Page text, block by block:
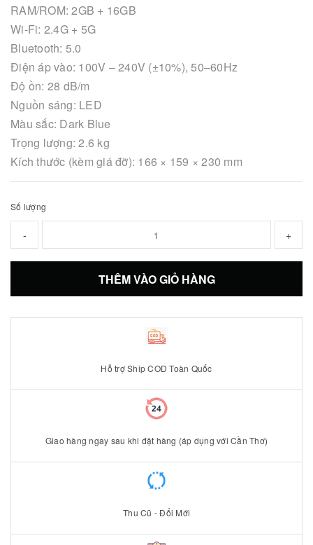
RAM/ROM: 2GB + 16GB
Wi-Fi: 2.4G + 5G
Bluetooth: 5.0
Điện áp vào: 100V – 240V (±10%), 50–60Hz
Độ ồn: 28 dB/m
Nguồn sáng: LED
Màu sắc: Dark Blue
Trọng lượng: 2.6 kg
Kích thước (kèm giá đỡ): 166 × 159 × 230 mm
Số lượng
- +
THÊM VÀO GIỎ HÀNG
Hỗ trợ Ship COD Toàn Quốc
Giao hàng ngay sau khi đặt hàng (áp dụng với Cần Thơ)
Thu Cũ - Đổi Mới